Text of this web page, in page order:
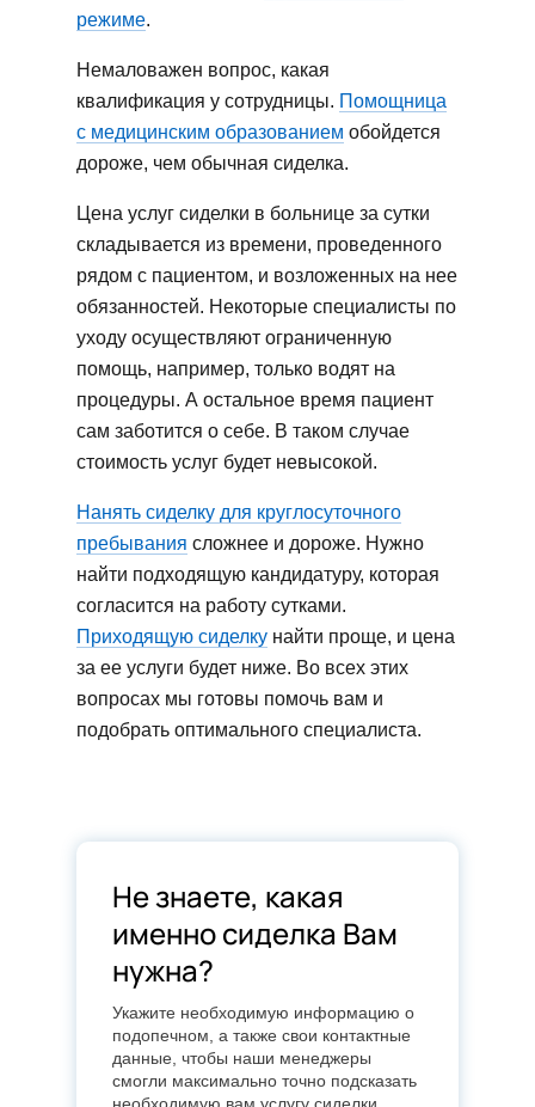
Помощь в приеме пищи/
кормление
Подача детского питания
Соблюдение диеты
Измельчение жесткой пищи
Мытье посуды после
кормления
Зондовое питание
Измерение артериального
Контроль сахара в крови
Уколы и капельницы
Измерение температуры
Гастростома
Аппаратная санация
Замена калоприемника
Кислородные сеансы
Перевязки/обработка ран
Наложение компрессов
Обработка опрелостей
Профилактика пролежней
Занятия лечебной
режиме.
Немаловажен вопрос, какая
квалификация у сотрудницы. Помощница
с медицинским образованием обойдется
дороже, чем обычная сиделка.
Цена услуг сиделки в больнице за сутки
складывается из времени, проведенного
рядом с пациентом, и возложенных на нее
обязанностей. Некоторые специалисты по
уходу осуществляют ограниченную
помощь, например, только водят на
процедуры. А остальное время пациент
сам заботится о себе. В таком случае
стоимость услуг будет невысокой.
Нанять сиделку для круглосуточного
пребывания сложнее и дороже. Нужно
найти подходящую кандидатуру, которая
согласится на работу сутками.
Приходящую сиделку найти проще, и цена
за ее услуги будет ниже. Во всех этих
вопросах мы готовы помочь вам и
подобрать оптимального специалиста.
Не знаете, какая
именно сиделка Вам
нужна?
Укажите необходимую информацию о
подопечном, а также свои контактные
данные, чтобы наши менеджеры
смогли максимально точно подсказать